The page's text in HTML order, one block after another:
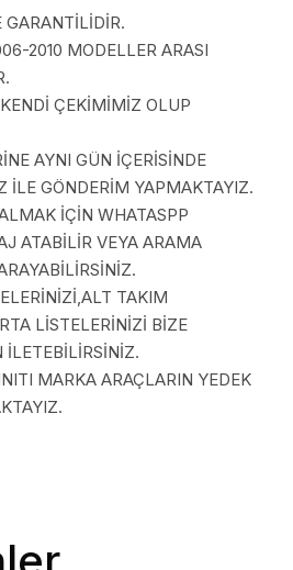
GARANTİLİDİR.
2010 MODELLER ARASI
ÇEKİMİMİZ OLUP
AYNI GÜN İÇERİSİNDE
İLE GÖNDERİM YAPMAKTAYIZ.
İÇİN WHATASPP
ATABİLİR VEYA ARAMA
TAKIM
LİSTELERİNİZİ BİZE
İLETEBİLİRSİNİZ.
MARKA ARAÇLARIN YEDEK